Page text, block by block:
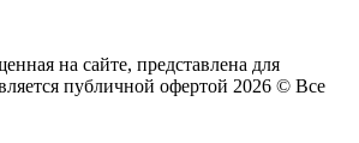
на сайте, представлена для
публичной офертой 2026 © Все